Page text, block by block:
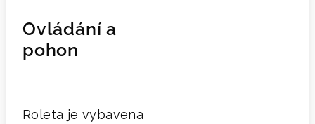
Ovládání a
pohon
Roleta je vybavena